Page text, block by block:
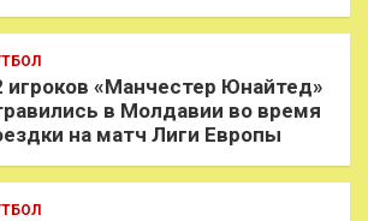
игроков «Манчестер Юнайтед»
в Молдавии во время
на матч Лиги Европы